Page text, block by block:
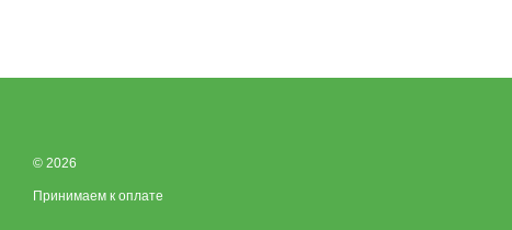
© 2026
Принимаем к оплате